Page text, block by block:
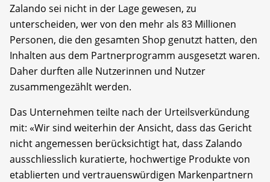
Zalando sei nicht in der Lage gewesen, zu
unterscheiden, wer von den mehr als 83 Millionen
Personen, die den gesamten Shop genutzt hatten, den
Inhalten aus dem Partnerprogramm ausgesetzt waren.
Daher durften alle Nutzerinnen und Nutzer
zusammengezählt werden.
Das Unternehmen teilte nach der Urteilsverkündung
mit: «Wir sind weiterhin der Ansicht, dass das Gericht
nicht angemessen berücksichtigt hat, dass Zalando
ausschliesslich kuratierte, hochwertige Produkte von
etablierten und vertrauenswürdigen Markenpartnern